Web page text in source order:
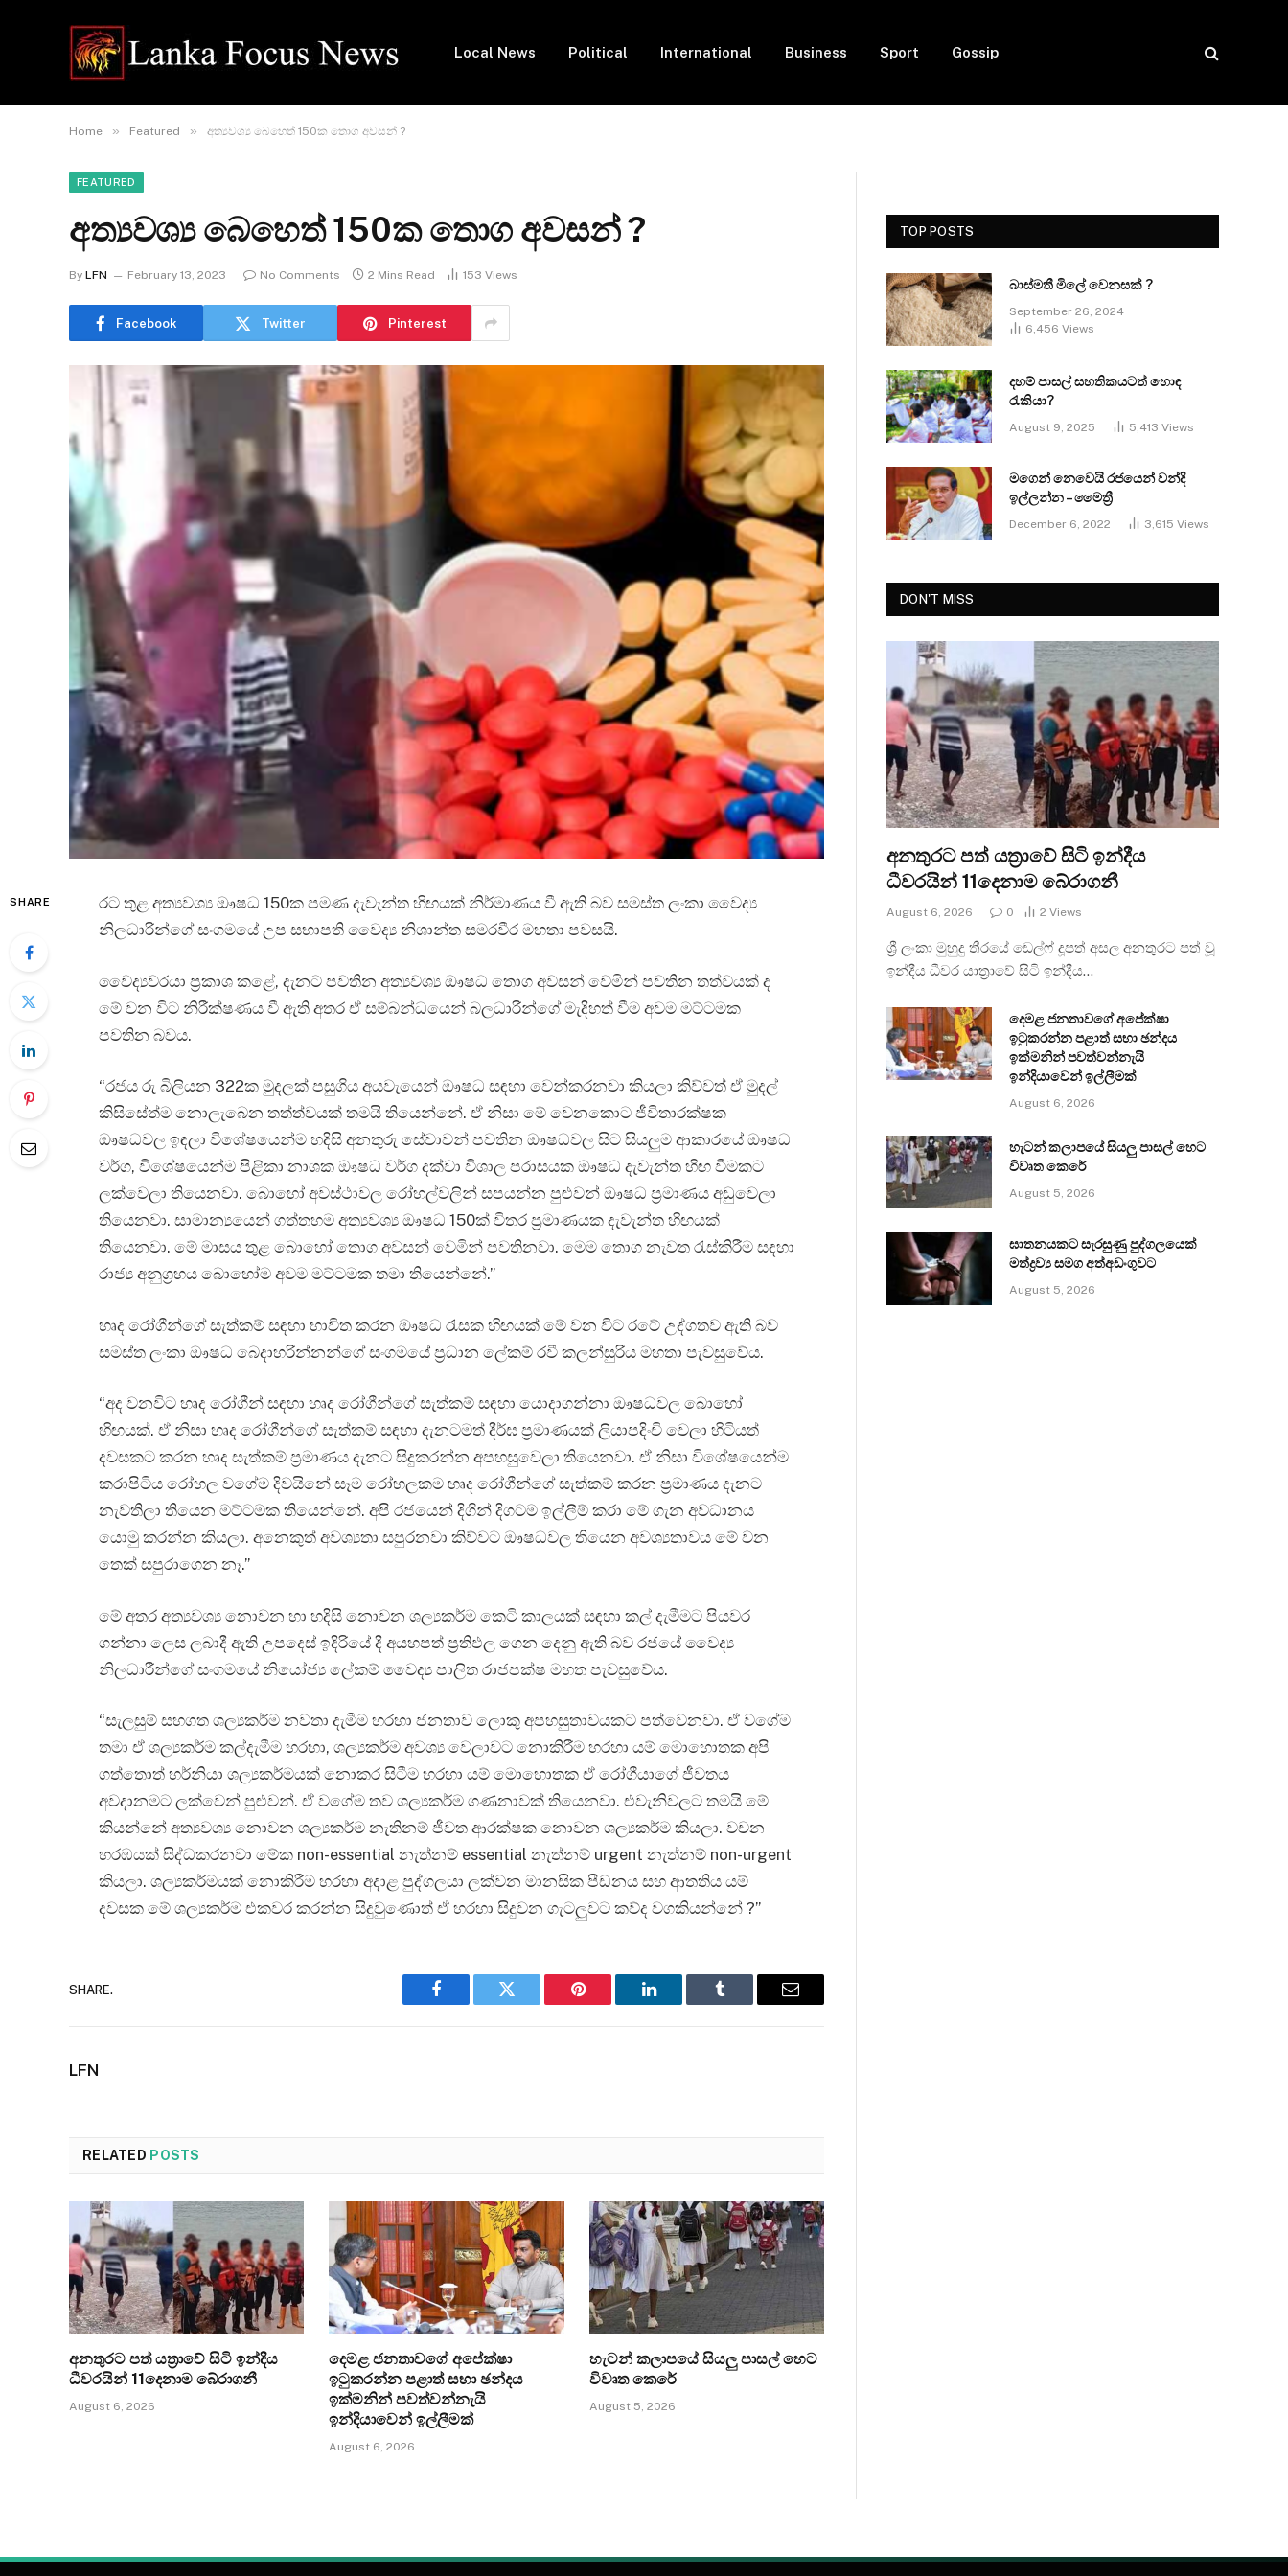
Local News Political International Business Sport Gossip
Home » Featured » අත්‍යවශ්‍ය බෙහෙත් 150ක තොග අවසන් ?
FEATURED
අත්‍යවශ්‍ය බෙහෙත් 150ක තොග අවසන් ?
By LFN February 13, 2023 No Comments 2 Mins Read 153 Views
Facebook Twitter Pinterest
SHARE
රට තුළ අත්‍යවශ්‍ය ඖෂධ 150ක පමණ දැවැන්ත හිඟයක් නිර්මාණය වී ඇති බව සමස්ත ලංකා වෛද්‍ය
නිලධාරින්ගේ සංගමයේ උප සභාපති වෛද්‍ය නිශාන්ත සමරවීර මහතා පවසයි.
වෛද්‍යවරයා ප්‍රකාශ කළේ, දැනට පවතින අත්‍යවශ්‍ය ඖෂධ තොග අවසන් වෙමින් පවතින තත්වයක් ද
මේ වන විට නිරීක්ෂණය වී ඇති අතර ඒ සම්බන්ධයෙන් බලධාරීන්ගේ මැදිහත් වීම අවම මට්ටමක
පවතින බවය.
“රජය රු බිලියන 322ක මුදලක් පසුගිය අයවැයෙන් ඖෂධ සඳහා වෙන්කරනවා කියලා කිව්වත් ඒ මුදල්
කිසිසේත්ම නොලැබෙන තත්ත්වයක් තමයි තියෙන්නේ. ඒ නිසා මේ වෙනකොට ජීවිතාරක්ෂක
ඖෂධවල ඉඳලා විශේෂයෙන්ම හදිසි අනතුරු සේවාවන් පවතින ඖෂධවල සිට සියලුම ආකාරයේ ඖෂධ
වර්ග, විශේෂයෙන්ම පිළිකා නාශක ඖෂධ වර්ග දක්වා විශාල පරාසයක ඖෂධ දැවැන්ත හිඟ වීමකට
ලක්වෙලා තියෙනවා. බොහෝ අවස්ථාවල රෝහල්වලින් සපයන්න පුළුවන් ඖෂධ ප්‍රමාණය අඩුවෙලා
තියෙනවා. සාමාන්‍යයෙන් ගත්තහම අත්‍යවශ්‍ය ඖෂධ 150ක් විතර ප්‍රමාණයක දැවැන්ත හිඟයක්
තියෙනවා. මේ මාසය තුළ බොහෝ තොග අවසන් වෙමින් පවතිනවා. මෙම තොග නැවත රැස්කිරීම සඳහා
රාජ්‍ය අනුග්‍රහය බොහෝම අවම මට්ටමක තමා තියෙන්නේ.”
හෘද රෝගීන්ගේ සැත්කම් සඳහා භාවිත කරන ඖෂධ රැසක හිඟයක් මේ වන විට රටේ උද්ගතව ඇති බව
සමස්ත ලංකා ඖෂධ බෙදාහරින්නන්ගේ සංගමයේ ප්‍රධාන ලේකම් රවී කලන්සුරිය මහතා පැවසුවේය.
“අද වනවිට හෘද රෝගීන් සඳහා හෘද රෝගීන්ගේ සැත්කම් සඳහා යොදාගන්නා ඖෂධවල බොහෝ
හිඟයක්. ඒ නිසා හෘද රෝගීන්ගේ සැත්කම් සඳහා දැනටමත් දීර්ඝ ප්‍රමාණයක් ලියාපදිංචි වෙලා හිටියත්
දවසකට කරන හෘද සැත්කම් ප්‍රමාණය දැනට සිදුකරන්න අපහසුවෙලා තියෙනවා. ඒ නිසා විශේෂයෙන්ම
කරාපිටිය රෝහල වගේම දිවයිනේ සෑම රෝහලකම හෘද රෝගීන්ගේ සැත්කම් කරන ප්‍රමාණය දැනට
නැවතිලා තියෙන මට්ටමක තියෙන්නේ. අපි රජයෙන් දිගින් දිගටම ඉල්ලීම් කරා මේ ගැන අවධානය
යොමු කරන්න කියලා. අනෙකුත් අවශ්‍යතා සපුරනවා කිව්වට ඖෂධවල තියෙන අවශ්‍යතාවය මේ වන
තෙක් සපුරාගෙන නෑ.”
මේ අතර අත්‍යවශ්‍ය නොවන හා හදිසි නොවන ශල්‍යකර්ම කෙටි කාලයක් සඳහා කල් දැමීමට පියවර
ගන්නා ලෙස ලබාදී ඇති උපදෙස් ඉදිරියේ දී අයහපත් ප්‍රතිඵල ගෙන දෙනු ඇති බව රජයේ වෛද්‍ය
නිලධාරීන්ගේ සංගමයේ නියෝජ්‍ය ලේකම් වෛද්‍ය පාලිත රාජපක්ෂ මහත පැවසුවේය.
“සැලසුම් සහගත ශල්‍යකර්ම නවතා දැමීම හරහා ජනතාව ලොකු අපහසුතාවයකට පත්වෙනවා. ඒ වගේම
තමා ඒ ශල්‍යකර්ම කල්දැමීම හරහා, ශල්‍යකර්ම අවශ්‍ය වෙලාවට නොකිරීම හරහා යම් මොහොතක අපි
ගත්තොත් හර්නියා ශල්‍යකර්මයක් නොකර සිටීම හරහා යම් මොහොතක ඒ රෝගීයාගේ ජීවතය
අවදානමට ලක්වෙන් පුළුවන්. ඒ වගේම තව ශල්‍යකර්ම ගණනාවක් තියෙනවා. එවැනිවලට තමයි මේ
කියන්නේ අත්‍යවශ්‍ය නොවන ශල්‍යකර්ම නැතිනම් ජීවත ආරක්ෂක නොවන ශල්‍යකර්ම කියලා. වචන
හරඹයක් සිද්ධකරනවා මේක non-essential නැත්නම් essential නැත්නම් urgent නැත්නම් non-urgent
කියලා. ශල්‍යකර්මයක් නොකිරීම හරහා අදාළ පුද්ගලයා ලක්වන මානසික පීඩනය සහ ආතතිය යම්
දවසක මේ ශල්‍යකර්ම එකවර කරන්න සිදුවුණොත් ඒ හරහා සිදුවන ගැටලුවට කව්ද වගකියන්නේ ?”
SHARE.
Facebook Twitter Pinterest LinkedIn Tumblr Email
LFN
RELATED POSTS
අනතුරට පත් යත්‍රාවේ සිටි ඉන්දීය
ධීවරයින් 11දෙනාම බේරාගනී
August 6, 2026
දෙමළ ජනතාවගේ අපේක්ෂා
ඉටුකරන්න පළාත් සභා ඡන්දය
ඉක්මනින් පවත්වන්නැයි
ඉන්දියාවෙන් ඉල්ලීමක්
August 6, 2026
හැටන් කලාපයේ සියලු පාසල් හෙට
විවෘත කෙරේ
August 5, 2026
TOP POSTS
බාස්මතී මිලේ වෙනසක් ?
September 26, 2024
6,456 Views
දහම් පාසල් සහතිකයටත් හොඳ
රැකියා?
August 9, 2025 5,413 Views
මගෙන් නෙවෙයි රජයෙන් වන්දි
ඉල්ලන්න – මෛත්‍රී
December 6, 2022 3,615 Views
DON'T MISS
අනතුරට පත් යත්‍රාවේ සිටි ඉන්දීය
ධීවරයින් 11දෙනාම බේරාගනී
August 6, 2026 0 2 Views
ශ්‍රී ලංකා මුහුදු තීරයේ ඩෙල්ෆ් දූපත් අසල අනතුරට පත් වූ
ඉන්දීය ධීවර යාත්‍රාවේ සිටි ඉන්දීය…
දෙමළ ජනතාවගේ අපේක්ෂා
ඉටුකරන්න පළාත් සභා ඡන්දය
ඉක්මනින් පවත්වන්නැයි
ඉන්දියාවෙන් ඉල්ලීමක්
August 6, 2026
හැටන් කලාපයේ සියලු පාසල් හෙට
විවෘත කෙරේ
August 5, 2026
ඝාතනයකට සැරසුණු පුද්ගලයෙක්
මත්ද්‍රව්‍ය සමග අත්අඩංගුවට
August 5, 2026